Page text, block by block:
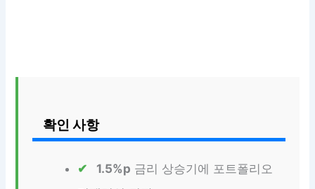
확인 사항
1.5%p 금리 상승기에 포트폴리오